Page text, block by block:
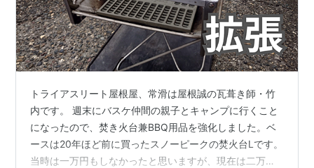
トライアスリート屋根屋、常滑は屋根誠の瓦葺き師・竹
内です。 週末にバスケ仲間の親子とキャンプに行くこと
になったので、焚き火台兼BBQ用品を強化しました。ベ
ースは20年ほど前に買ったスノーピークの焚火台Lです。
当時は一万円もしなかったと思いますが、現在は二万円